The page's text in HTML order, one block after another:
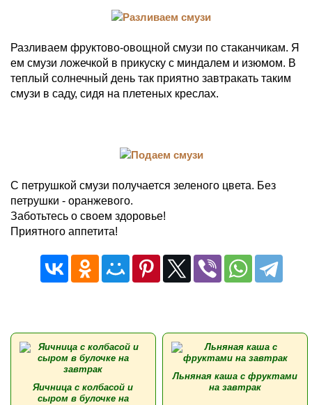
Разливаем фруктово-овощной смузи по стаканчикам. Я
ем смузи ложечкой в прикуску с миндалем и изюмом. В
теплый солнечный день так приятно завтракать таким
смузи в саду, сидя на плетеных креслах.
С петрушкой смузи получается зеленого цвета. Без
петрушки - оранжевого.
Заботьтесь о своем здоровье!
Приятного аппетита!
Яичница с колбасой и
сыром в булочке на
Льняная каша с фруктами
на завтрак